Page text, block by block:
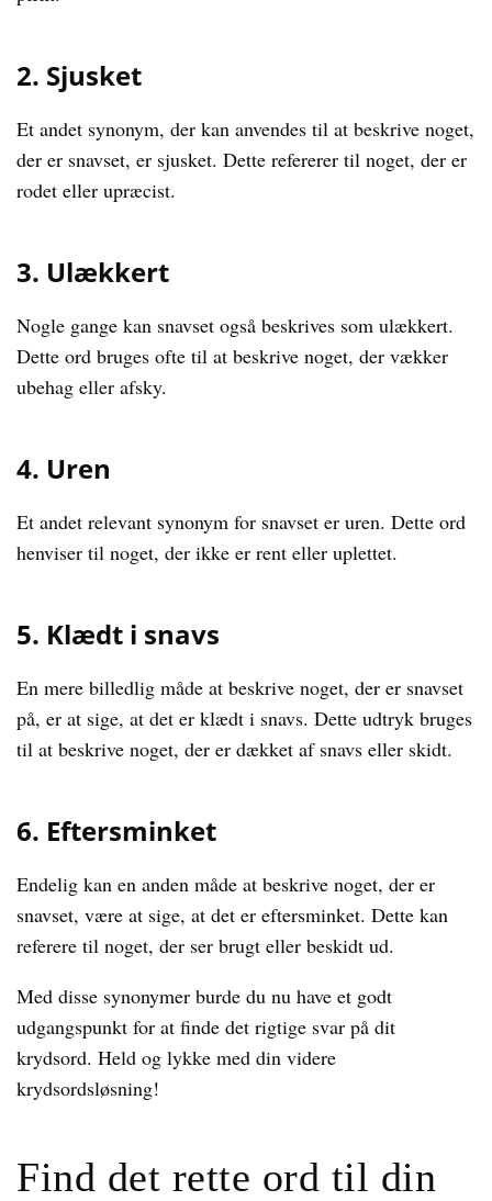
2. Sjusket
Et andet synonym, der kan anvendes til at beskrive noget,
der er snavset, er sjusket. Dette refererer til noget, der er
rodet eller upræcist.
3. Ulækkert
Nogle gange kan snavset også beskrives som ulækkert.
Dette ord bruges ofte til at beskrive noget, der vækker
ubehag eller afsky.
4. Uren
Et andet relevant synonym for snavset er uren. Dette ord
henviser til noget, der ikke er rent eller uplettet.
5. Klædt i snavs
En mere billedlig måde at beskrive noget, der er snavset
på, er at sige, at det er klædt i snavs. Dette udtryk bruges
til at beskrive noget, der er dækket af snavs eller skidt.
6. Eftersminket
Endelig kan en anden måde at beskrive noget, der er
snavset, være at sige, at det er eftersminket. Dette kan
referere til noget, der ser brugt eller beskidt ud.
Med disse synonymer burde du nu have et godt
udgangspunkt for at finde det rigtige svar på dit
krydsord. Held og lykke med din videre
krydsordsløsning!
Find det rette ord til din